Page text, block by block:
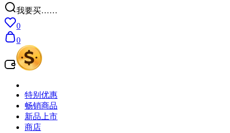
我要买……
0
0
特别优惠
畅销商品
新品上市
商店